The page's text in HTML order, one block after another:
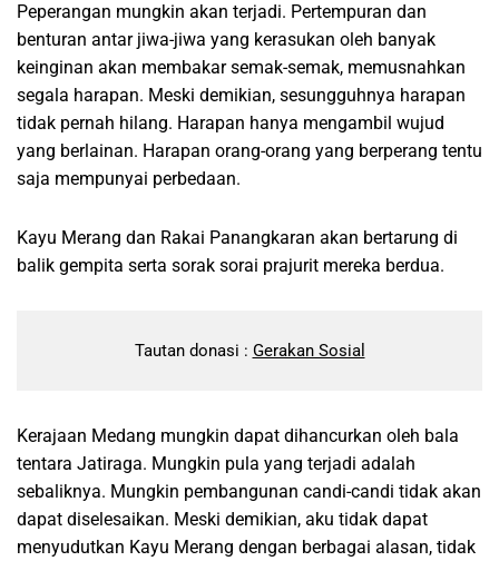
Peperangan mungkin akan terjadi. Pertempuran dan
benturan antar jiwa-jiwa yang kerasukan oleh banyak
keinginan akan membakar semak-semak, memusnahkan
segala harapan. Meski demikian, sesungguhnya harapan
tidak pernah hilang. Harapan hanya mengambil wujud
yang berlainan. Harapan orang-orang yang berperang tentu
saja mempunyai perbedaan.
Kayu Merang dan Rakai Panangkaran akan bertarung di
balik gempita serta sorak sorai prajurit mereka berdua.
Tautan donasi : Gerakan Sosial
Kerajaan Medang mungkin dapat dihancurkan oleh bala
tentara Jatiraga. Mungkin pula yang terjadi adalah
sebaliknya. Mungkin pembangunan candi-candi tidak akan
dapat diselesaikan. Meski demikian, aku tidak dapat
menyudutkan Kayu Merang dengan berbagai alasan, tidak